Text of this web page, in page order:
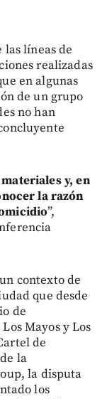
líneas de
realizadas
en algunas
de un grupo
no han
y, en
la razón
”,
contexto de
que desde
de
Mayos y Los
de
la
la disputa
los